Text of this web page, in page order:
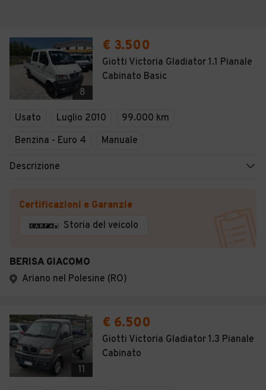
8
€ 3.500
Giotti Victoria Gladiator 1.1 Pianale
Cabinato Basic
Usato Luglio 2010
99.000 km
Benzina - Euro 4
Manuale
Descrizione
Certificazioni e Garanzie
Storia del veicolo
BERISA GIACOMO
Ariano nel Polesine (RO)
11
€ 6.500
Giotti Victoria Gladiator 1.3 Pianale
Cabinato